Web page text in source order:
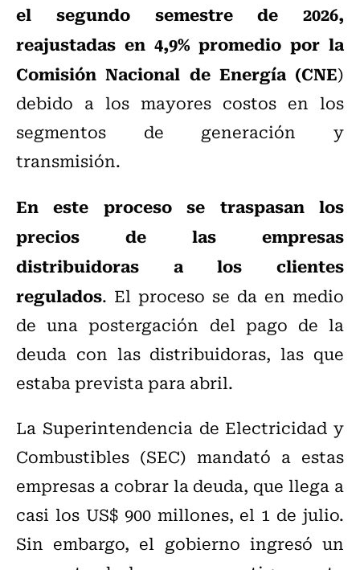
el segundo semestre de 2026,
reajustadas en 4,9% promedio por la
Comisión Nacional de Energía (CNE)
debido a los mayores costos en los
segmentos de generación y
transmisión.
En este proceso se traspasan los
precios de las empresas
distribuidoras a los clientes
regulados. El proceso se da en medio
de una postergación del pago de la
deuda con las distribuidoras, las que
estaba prevista para abril.
La Superintendencia de Electricidad y
Combustibles (SEC) mandató a estas
empresas a cobrar la deuda, que llega a
casi los US$ 900 millones, el 1 de julio.
Sin embargo, el gobierno ingresó un